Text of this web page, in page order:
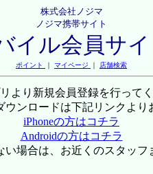
株式会社ノジマ
ノジマ携帯サイト
イル会員サイ
ポイント ｜ マイページ ｜ 店舗検索
より新規会員登録を行ってく
ウンロードは下記リンクより
iPhoneの方はコチラ
Androidの方はコチラ
場合は、お近くのスタッフ